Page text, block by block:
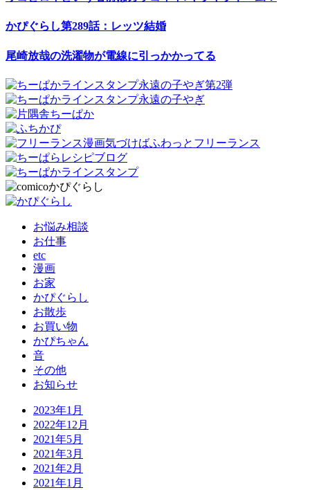
かぴぐらし第289話：レッツ結婚
尾崎放哉の洗濯物が電線に引っかかってる
お悩み相談
お仕事
etc
漫画
お家
かぴぐらし
お散歩
お買い物
かぴちゃん
音
その他
お知らせ
2023年1月
2022年12月
2021年5月
2021年3月
2021年2月
2021年1月